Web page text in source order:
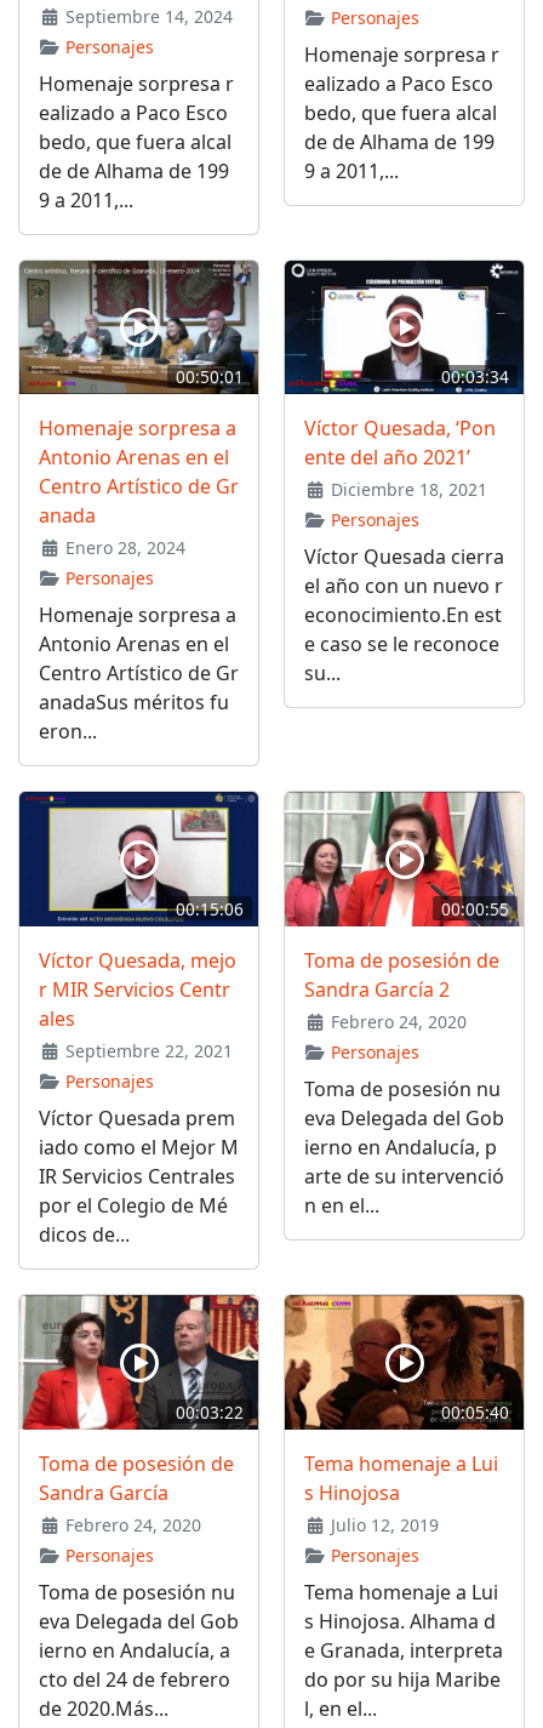
Septiembre 14, 2024
Personajes
Homenaje sorpresa r
ealizado a Paco Esco
bedo, que fuera alcal
de de Alhama de 199
9 a 2011,...
Personajes
Homenaje sorpresa r
ealizado a Paco Esco
bedo, que fuera alcal
de de Alhama de 199
9 a 2011,...
00:50:01
Homenaje sorpresa a
Antonio Arenas en el
Centro Artístico de Gr
anada
Enero 28, 2024
Personajes
Homenaje sorpresa a
Antonio Arenas en el
Centro Artístico de Gr
anadaSus méritos fu
eron...
00:03:34
Víctor Quesada, ‘Pon
ente del año 2021’
Diciembre 18, 2021
Personajes
Víctor Quesada cierra
el año con un nuevo r
econocimiento.En est
e caso se le reconoce
su...
00:15:06
Víctor Quesada, mejo
r MIR Servicios Centr
ales
Septiembre 22, 2021
Personajes
Víctor Quesada prem
iado como el Mejor M
IR Servicios Centrales
por el Colegio de Mé
dicos de...
00:00:55
Toma de posesión de
Sandra García 2
Febrero 24, 2020
Personajes
Toma de posesión nu
eva Delegada del Gob
ierno en Andalucía, p
arte de su intervenció
n en el...
00:03:22
Toma de posesión de
Sandra García
Febrero 24, 2020
Personajes
Toma de posesión nu
eva Delegada del Gob
ierno en Andalucía, a
cto del 24 de febrero
de 2020.Más...
00:05:40
Tema homenaje a Lui
s Hinojosa
Julio 12, 2019
Personajes
Tema homenaje a Lui
s Hinojosa. Alhama d
e Granada, interpreta
do por su hija Maribe
l, en el...